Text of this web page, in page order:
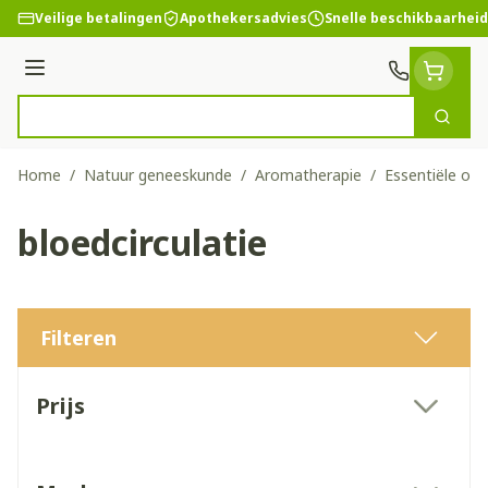
Ga naar de inhoud
Veilige betalingen Apothekersadvies Snelle beschikbaarheid
Menu
Zoek
Home / Natuur geneeskunde / Aromatherapie / Essentiële
bloedcirculatie
Filteren
Prijs